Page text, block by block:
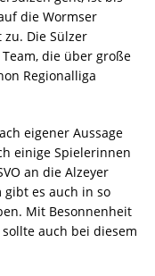
die Wormser
Die Sülzer
die über große
Regionalliga
eigener Aussage
einige Spielerinnen
an die Alzeyer
gibt es auch in so
Mit Besonnenheit
auch bei diesem